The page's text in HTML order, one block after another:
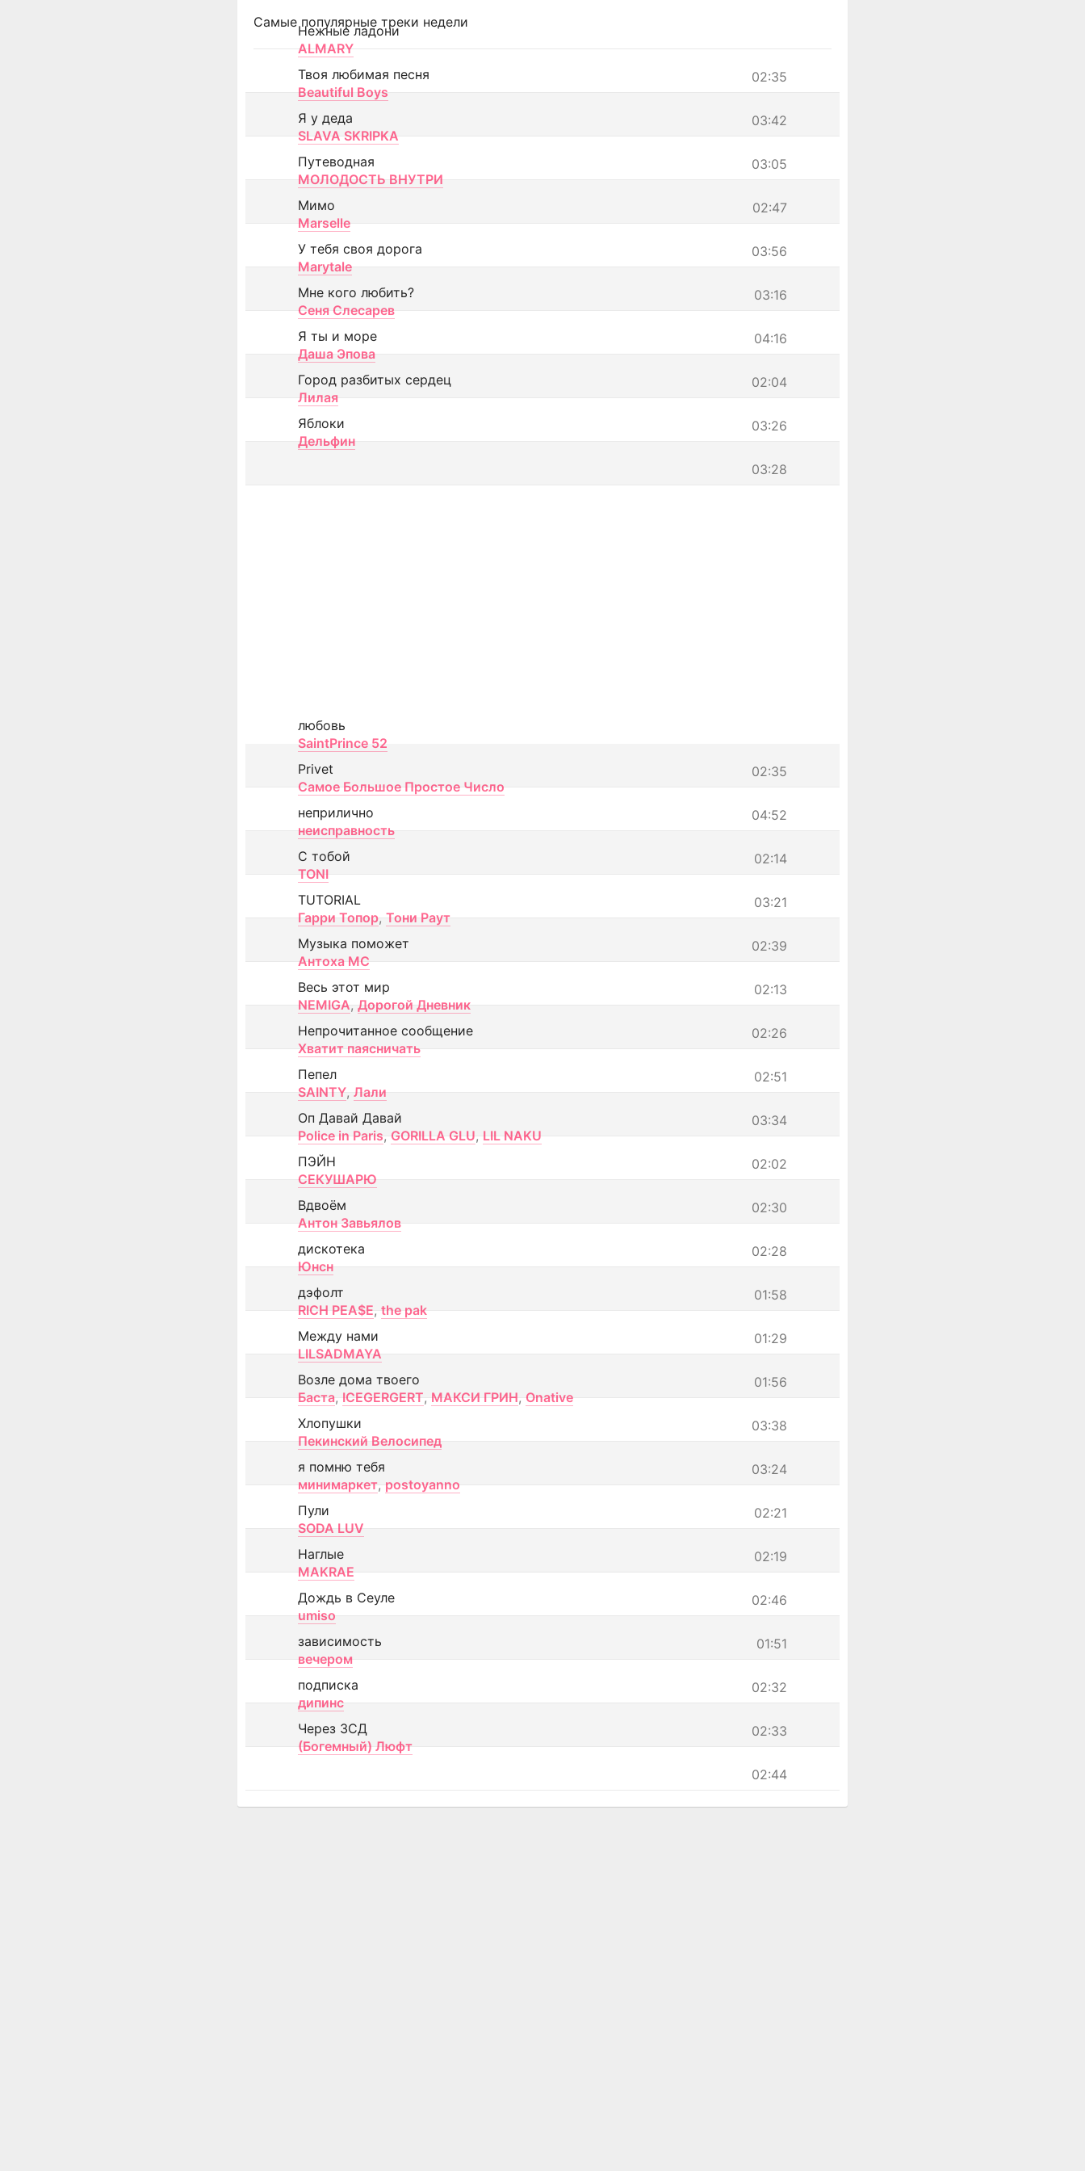
Самые популярные треки недели
Нежные ладони
ALMARY
02:35
Твоя любимая песня
Beautiful Boys
03:42
Я у деда
SLAVA SKRIPKA
03:05
Путеводная
МОЛОДОСТЬ ВНУТРИ
02:47
Мимо
Marselle
03:56
У тебя своя дорога
Marytale
03:16
Мне кого любить?
Сеня Слесарев
04:16
Я ты и море
Даша Эпова
02:04
Город разбитых сердец
Лилая
03:26
Яблоки
Дельфин
03:28
любовь
SaintPrince 52
02:35
Privet
Самое Большое Простое Число
04:52
неприлично
неисправность
02:14
С тобой
TONI
03:21
TUTORIAL
Гарри Топор, Тони Раут
02:39
Музыка поможет
Антоха МС
02:13
Весь этот мир
NEMIGA, Дорогой Дневник
02:26
Непрочитанное сообщение
Хватит паясничать
02:51
Пепел
SAINTY, Лали
03:34
Оп Давай Давай
Police in Paris, GORILLA GLU, LIL NAKU
02:02
ПЭЙН
СЕКУШАРЮ
02:30
Вдвоём
Антон Завьялов
02:28
дискотека
Юнсн
01:58
дэфолт
RICH PEA$E, the pak
01:29
Между нами
LILSADMAYA
01:56
Возле дома твоего
Баста, ICEGERGERT, МАКСИ ГРИН, Onative
03:38
Хлопушки
Пекинский Велосипед
03:24
я помню тебя
минимаркет, postoyanno
02:21
Пули
SODA LUV
02:19
Наглые
MAKRAE
02:46
Дождь в Сеуле
umiso
01:51
зависимость
вечером
02:32
подписка
дипинс
02:33
Через ЗСД
(Богемный) Люфт
02:44